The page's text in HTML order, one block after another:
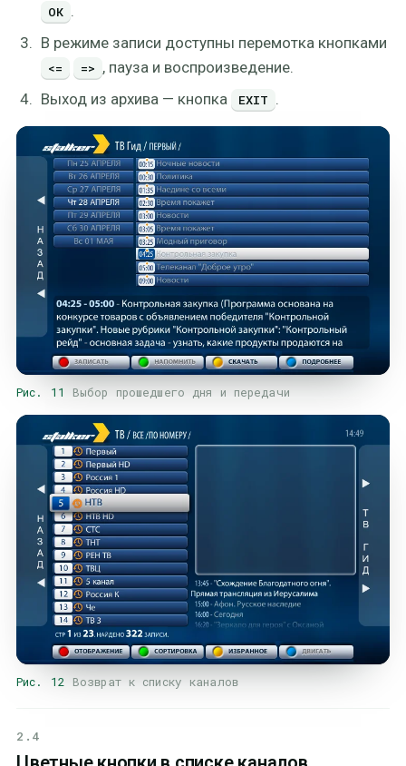
ОК .
В режиме записи доступны перемотка кнопками
<= => , пауза и воспроизведение.
Выход из архива — кнопка
EXIT .
Рис. 11 Выбор прошедшего дня и передачи
Рис. 12 Возврат к списку каналов
2.4